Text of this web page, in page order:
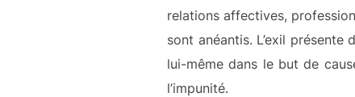
relations affectives,
sont anéantis. L’exil
lui-même dans le but de
l’impunité.